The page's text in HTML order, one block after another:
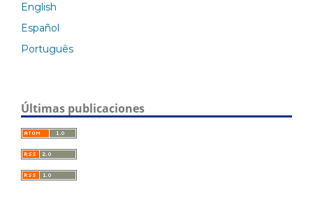
English
Español
Português
Últimas publicaciones